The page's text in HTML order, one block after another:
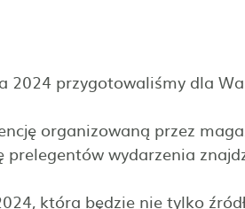
2024 przygotowaliśmy dla
organizowaną przez
prelegentów wydarzenia
która będzie nie tylko